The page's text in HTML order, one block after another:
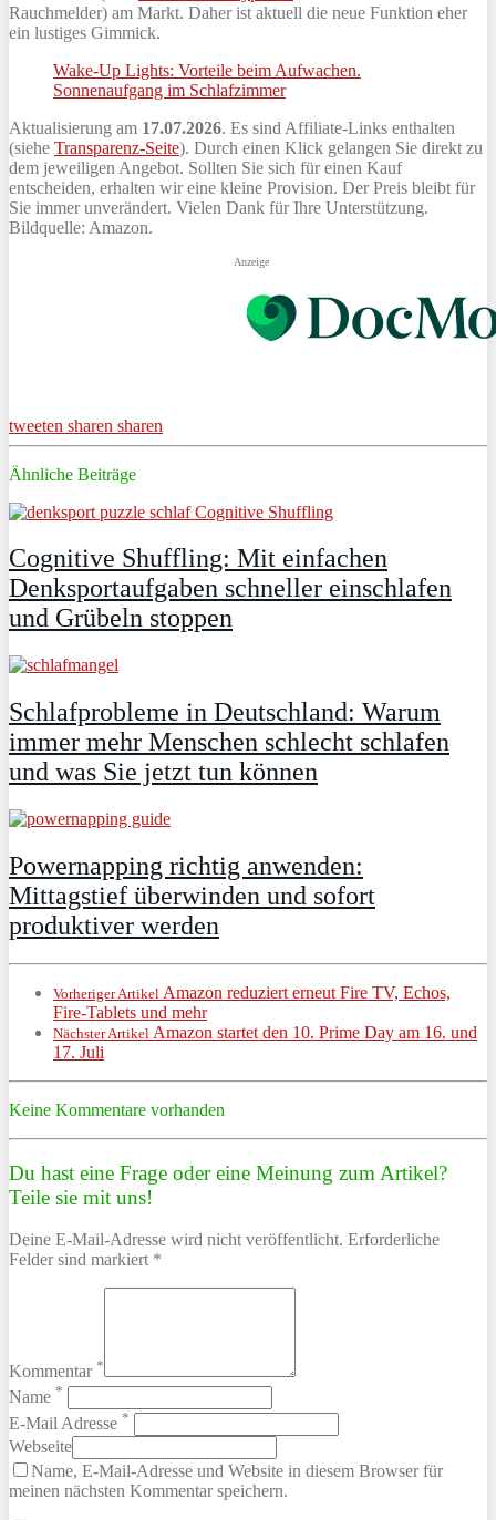
Rauchmelder) am Markt. Daher ist aktuell die neue Funktion eher
ein lustiges Gimmick.
Wake-Up Lights: Vorteile beim Aufwachen.
Sonnenaufgang im Schlafzimmer
Aktualisierung am 17.07.2026. Es sind Affiliate-Links enthalten
(siehe Transparenz-Seite). Durch einen Klick gelangen Sie direkt zu
dem jeweiligen Angebot. Sollten Sie sich für einen Kauf
entscheiden, erhalten wir eine kleine Provision. Der Preis bleibt für
Sie immer unverändert. Vielen Dank für Ihre Unterstützung.
Bildquelle: Amazon.
Anzeige
tweeten sharen sharen
Ähnliche Beiträge
Cognitive Shuffling: Mit einfachen
Denksportaufgaben schneller einschlafen
und Grübeln stoppen
Schlafprobleme in Deutschland: Warum
immer mehr Menschen schlecht schlafen
und was Sie jetzt tun können
Powernapping richtig anwenden:
Mittagstief überwinden und sofort
produktiver werden
Vorheriger Artikel Amazon reduziert erneut Fire TV, Echos,
Fire-Tablets und mehr
Nächster Artikel Amazon startet den 10. Prime Day am 16. und
17. Juli
Keine Kommentare vorhanden
Du hast eine Frage oder eine Meinung zum Artikel?
Teile sie mit uns!
Deine E-Mail-Adresse wird nicht veröffentlicht. Erforderliche
Felder sind markiert *
Kommentar *
Name *
E-Mail Adresse *
Webseite
Name, E-Mail-Adresse und Website in diesem Browser für
meinen nächsten Kommentar speichern.